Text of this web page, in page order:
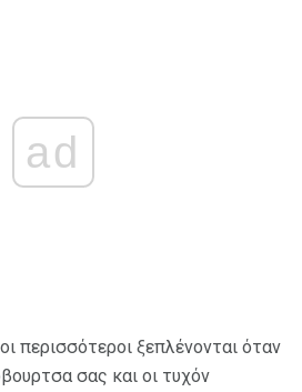
ad
περισσότεροι ξεπλένονται όταν
σας και οι τυχόν